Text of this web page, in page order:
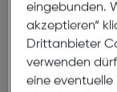
dieser
der Norm
ausgefallenen
beraten.
eingebunden.
akzeptieren“
Drittanbieter
verwenden
eine